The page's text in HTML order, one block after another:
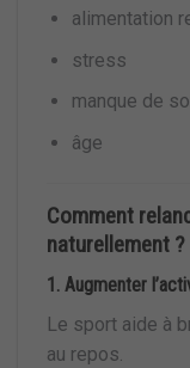
alimentation
stress
manque de
âge
Comment
naturellement ?
1. Augmenter
Le sport aide à
au repos.